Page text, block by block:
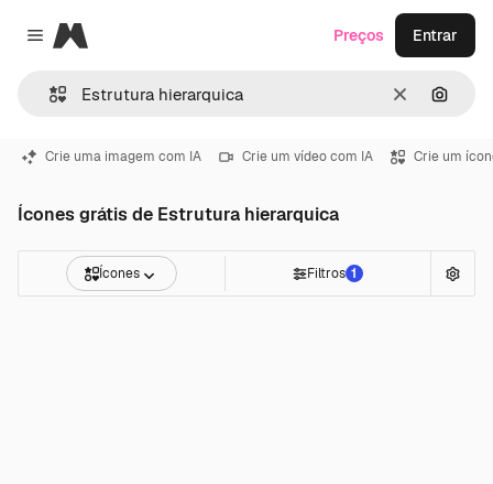
Close menu
Magnific
Limpar
Preços Entrar
Crie uma imagem com IA Crie um vídeo com IA Crie um
Ícones grátis de Estrutura hierarquica
Ícones Filtros 1